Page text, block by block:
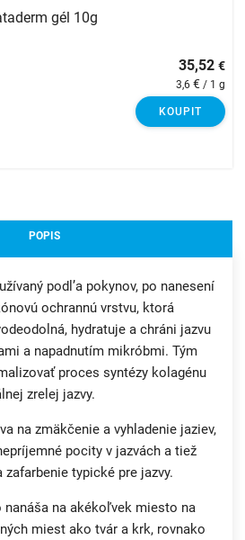
gél 10g
35,52 €
3,6 € / 1 g
KOUPIT
POPIS
podl’a pokynov, po nanesení
ochrannú vrstvu, ktorá
hydratuje a chráni jazvu
a napadnutím mikróbmi. Tým
proces syntézy kolagénu
zrelej jazvy.
na zmäkčenie a vyhladenie jaziev,
pocity v jazvách a tiež
zafarbenie typické pre jazvy.
na akékoľvek miesto na
miest ako tvár a krk, rovnako